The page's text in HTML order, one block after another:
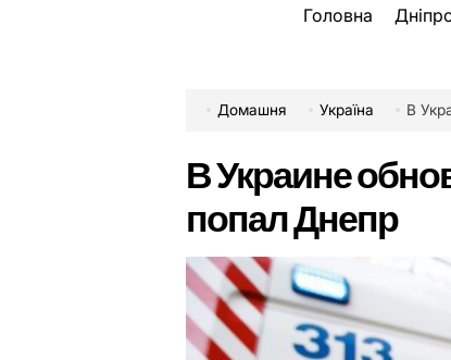
Головна
Домашня Україна В
В Украине
попал Днепр